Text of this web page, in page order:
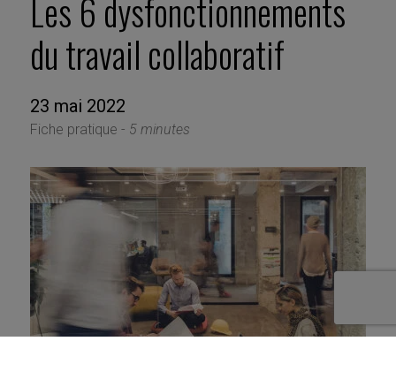
Les 6 dysfonctionnements
du travail collaboratif
23 mai 2022
Fiche pratique - 5 minutes